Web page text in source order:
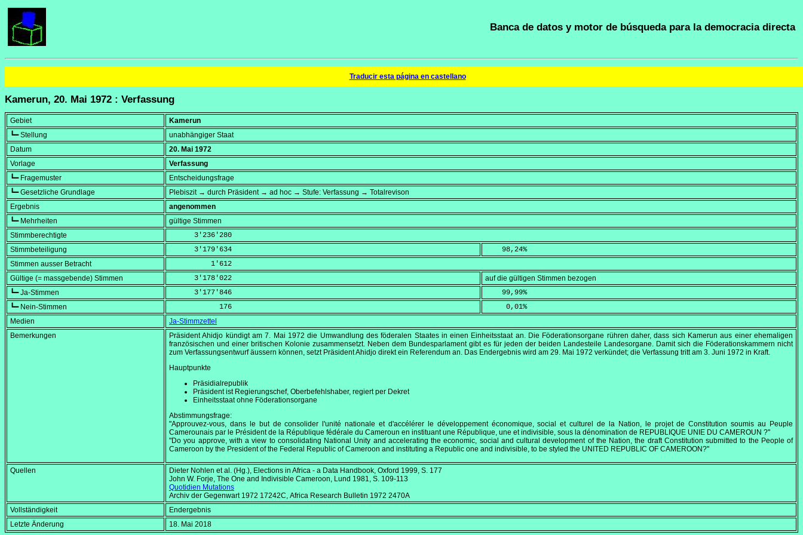
Banca de datos y motor de búsqueda para la democracia directa
Traducir esta página en castellano
Kamerun, 20. Mai 1972 : Verfassung
Gebiet
Kamerun
┗━ Stellung
unabhängiger Staat
Datum
20. Mai 1972
Vorlage
Verfassung
┗━ Fragemuster
Entscheidungsfrage
┗━ Gesetzliche Grundlage
Plebiszit → durch Präsident → ad hoc → Stufe: Verfassung → Totalrevison
Ergebnis
angenommen
┗━ Mehrheiten
gültige Stimmen
Stimmberechtigte
      3'236'280
Stimmbeteiligung
      3'179'634
    98,24
%
Stimmen ausser Betracht
          1'612
Gültige (= massgebende) Stimmen
      3'178'022
auf die gültigen Stimmen bezogen
┗━ Ja-Stimmen
      3'177'846
    99,99
%
┗━ Nein-Stimmen
            176
     0,01
%
Medien
Ja-Stimmzettel
Bemerkungen
Präsident Ahidjo kündigt am7. Mai 1972 die Umwandlung des föderalen Staates in einen Einheitsstaat an. Die Föderationsorgane rühren daher, dass sich Kamerun aus einer ehemaligen
französischen und einer britischen Kolonie zusammensetzt. Neben dem Bundesparlament gibt es für jeden der beiden Landesteile Landesorgane. Damit sich die Föderationskammern nicht
zum Verfassungsentwurf äussern können, setzt Präsident Ahidjo direkt ein Referendum an. Das Endergebnis wird am 29. Mai 1972 verkündet; die Verfassung tritt am 3. Juni 1972 in Kraft.
Hauptpunkte
Präsidialrepublik
Präsident ist Regierungschef, Oberbefehlshaber, regiert per Dekret
Einheitsstaat ohne Föderationsorgane
Abstimmungsfrage:
"Approuvez-vous, dans le but de consolider l'unité nationale et d'accélérer le développement économique, social et culturel de la Nation, le projet de Constitution soumis au Peuple
Camerounais par le Président de la République fédérale du Cameroun en instituant une République, une et indivisible, sous la dénomination de REPUBLIQUE UNIE DU CAMEROUN ?"
"Do you approve, with a view to consolidating National Unity and accelerating the economic, social and cultural development of the Nation, the draft Constitution submitted to the People of
Cameroon by the President of the Federal Republic of Cameroon and instituting a Republic one and indivisible, to be styled the UNITED REPUBLIC OF CAMEROON?"
Quellen Dieter Nohlen et al. (Hg.), Elections in Africa - a Data Handbook, Oxford 1999, S. 177
John W. Forje, The One and Indivisible Cameroon, Lund 1981, S. 109-113
Quotidien Mutations
Archiv der Gegenwart 1972 17242C, Africa Research Bulletin 1972 2470A
Vollständigkeit
Endergebnis
Letzte Änderung
18. Mai 2018